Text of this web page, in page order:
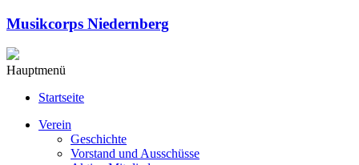
Musikcorps Niedernberg
Hauptmenü
Startseite
Verein
Geschichte
Vorstand und Ausschüsse